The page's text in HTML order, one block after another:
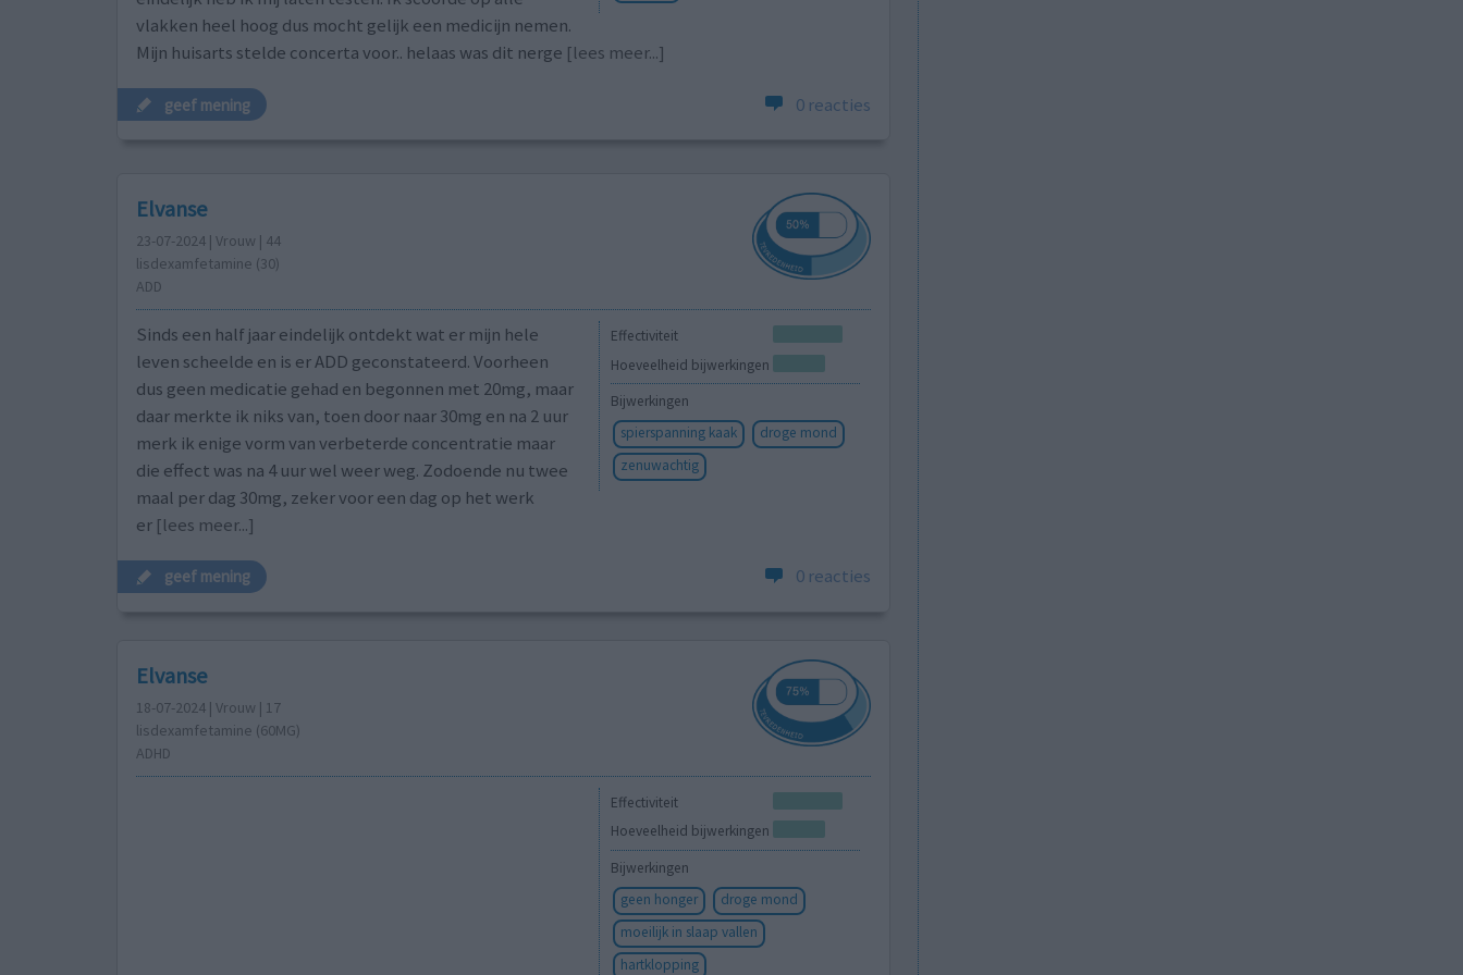
vlakken heel hoog dus mocht gelijk een medicijn nemen.
Mijn huisarts stelde concerta voor.. helaas was dit nerge [lees meer...]
geef mening 0 reacties
Elvanse
23-07-2024 | Vrouw | 44
lisdexamfetamine (30)
ADD
Effectiviteit
Hoeveelheid bijwerkingen
Bijwerkingen
spierspanning kaak
droge mond
zenuwachtig
Sinds een half jaar eindelijk ontdekt wat er mijn hele
leven scheelde en is er ADD geconstateerd. Voorheen
dus geen medicatie gehad en begonnen met 20mg, maar
daar merkte ik niks van, toen door naar 30mg en na 2 uur
merk ik enige vorm van verbeterde concentratie maar
die effect was na 4 uur wel weer weg. Zodoende nu twee
maal per dag 30mg, zeker voor een dag op het werk
er [lees meer...]
geef mening 0 reacties
Elvanse
18-07-2024 | Vrouw | 17
lisdexamfetamine (60MG)
ADHD
Effectiviteit
Hoeveelheid bijwerkingen
Bijwerkingen
geen honger
droge mond
moeilijk in slaap vallen
hartklopping